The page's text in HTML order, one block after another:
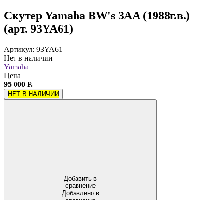
Скутер Yamaha BW's 3AA (1988г.в.)
(арт. 93YA61)
Артикул: 93YA61
Нет в наличии
Yamaha
Цена
95 000 Р.
НЕТ В НАЛИЧИИ
Добавить в
сравнение
Добавлено в